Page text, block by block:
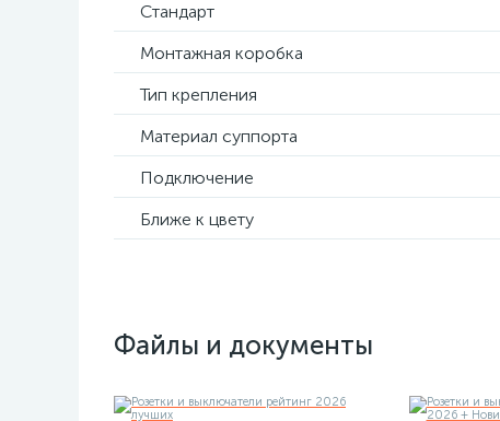
Стандарт
Монтажная коробка
Тип крепления
Материал суппорта
Подключение
Ближе к цвету
Файлы и документы